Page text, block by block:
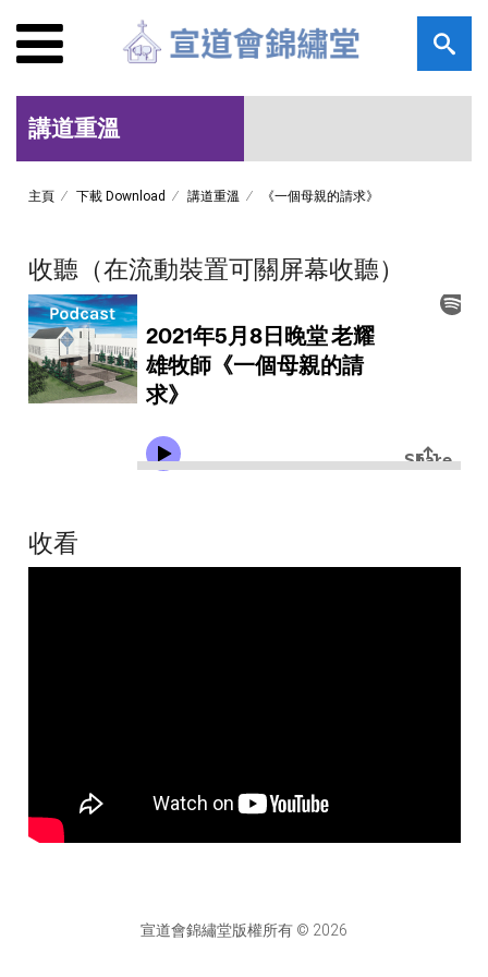
講道重溫
主頁 下載 Download 講道重溫 《一個母親的請求》
收聽（在流動裝置可關屏幕收聽）
收看
宣道會錦繡堂版權所有 © 2026